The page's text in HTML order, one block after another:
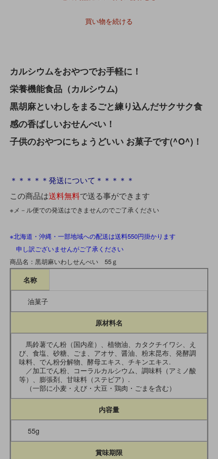
買い物を続ける
カルシウムをおやつでお手軽に！
栄養機能食品（カルシウム)
黒胡麻といわしをまるごと練り込んだサクサク食
感の香ばしいおせんべい！
子供のおやつにちょうどいい お菓子です(^O^)！
＊＊＊＊＊発送について＊＊＊＊＊
この商品は送料無料で送る事ができます
※メ－ル便での発送はできませんのでご了承ください
※北海道・沖縄・一部地域への配送は送料550円掛かります
申し訳ございませんがご了承ください
商品名：黒胡麻いわしせんべい 55ｇ
名称
油菓子
原材料名
馬鈴薯でん粉（国内産）、植物油、カタクチイワシ、え
び、食塩、砂糖、ごま、アオサ、醤油、粉末昆布、発酵調
味料、でん粉分解物、酵母エキス、チキンエキス.
／加工でん粉、コーラルカルシウム、調味料（アミノ酸
等）、膨張剤、甘味料（ステビア）.
（一部に小麦・えび・大豆・鶏肉・ごまを含む）
内容量
55g
賞味期限